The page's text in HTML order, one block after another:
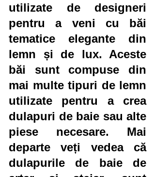
utilizate de designeri
pentru a veni cu băi
tematice elegante din
lemn și de lux. Aceste
băi sunt compuse din
mai multe tipuri de lemn
utilizate pentru a crea
dulapuri de baie sau alte
piese necesare. Mai
departe veți vedea că
dulapurile de baie de